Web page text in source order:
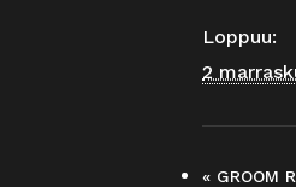
Loppuu:
2
« GROOM